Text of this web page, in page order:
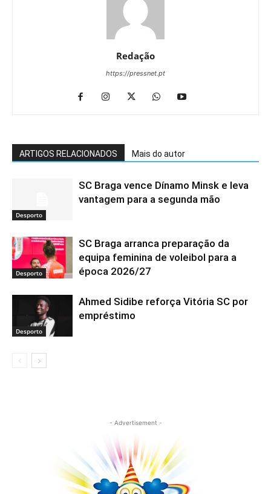
Redação
https://pressnet.pt
ARTIGOS RELACIONADOS Mais do autor
Desporto
SC Braga vence Dínamo Minsk e leva
vantagem para a segunda mão
Desporto
SC Braga arranca preparação da
equipa feminina de voleibol para a
época 2026/27
Desporto
Ahmed Sidibe reforça Vitória SC por
empréstimo
- Advertisement -